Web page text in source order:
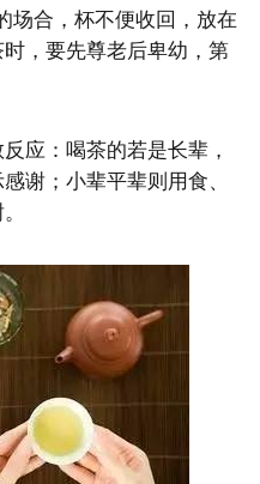
场合，杯不便收回，放在
，要先尊老后卑幼，第
应：喝茶的若是长辈，
谢；小辈平辈则用食、